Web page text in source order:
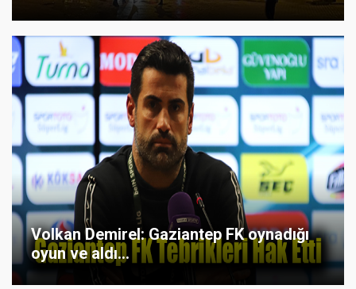
Volkan Demirel: Gaziantep FK oynadığı
oyun ve aldı...